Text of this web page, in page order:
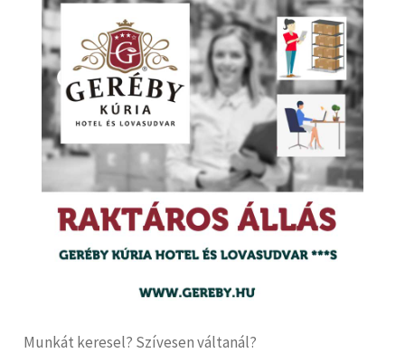
Munkát keresel? Szívesen váltanál?